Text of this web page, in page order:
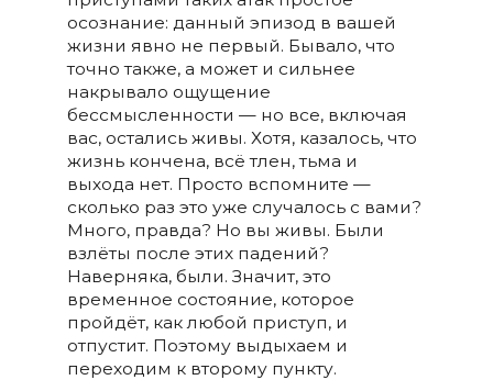
осознание: данный эпизод в вашей
жизни явно не первый. Бывало, что
точно также, а может и сильнее
накрывало ощущение
бессмысленности — но все, включая
вас, остались живы. Хотя, казалось, что
жизнь кончена, всё тлен, тьма и
выхода нет. Просто вспомните —
сколько раз это уже случалось с вами?
Много, правда? Но вы живы. Были
взлёты после этих падений?
Наверняка, были. Значит, это
временное состояние, которое
пройдёт, как любой приступ, и
отпустит. Поэтому выдыхаем и
переходим к второму пункту.